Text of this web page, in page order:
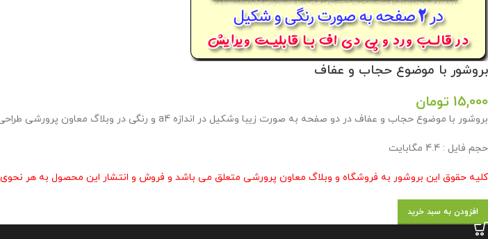
بروشور با موضوع حجاب و عفاف
15,000 تومان
بروشور با موضوع حجاب و عفاف در دو صفحه به صورت زیبا وشکیل در اندازه a4 و رنگی در وبلاگ معاون پرورشی طراحی و تولید گردید .
حجم فایل : 4.4 مگابایت
کلیه حقوق این بروشور به فروشگاه و وبلاگ معاون پرورشی متعلق می باشد و فروش و انتشار این محصول به هر
افزودن به سبد خرید